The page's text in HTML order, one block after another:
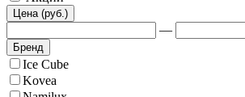
Цена (руб.)
—
Бренд
Ice Cube
Kovea